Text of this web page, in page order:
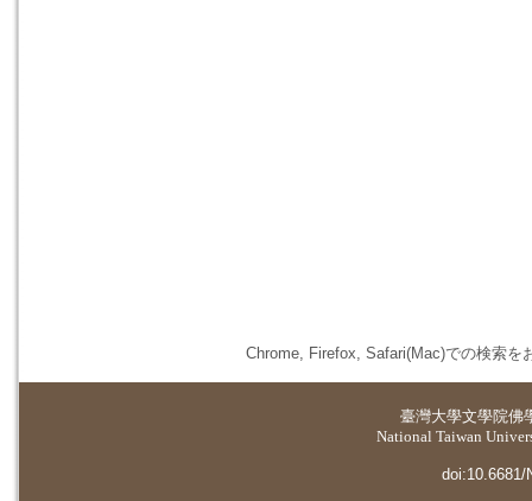
Chrome, Firefox, Safari(Mac)での検索を
臺灣大學文學院佛
National Taiwan
doi:10.6681/